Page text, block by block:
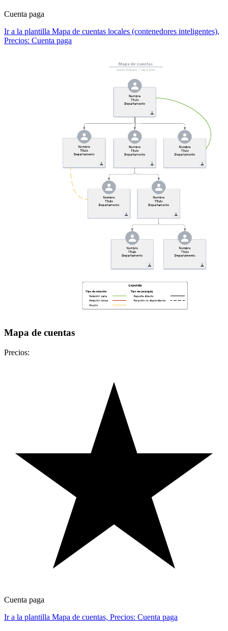
Cuenta paga
Ir a la plantilla Mapa de cuentas locales (contenedores inteligentes),
Precios: Cuenta paga
Mapa de cuentas
Precios:
Cuenta paga
Ir a la plantilla Mapa de cuentas, Precios: Cuenta paga